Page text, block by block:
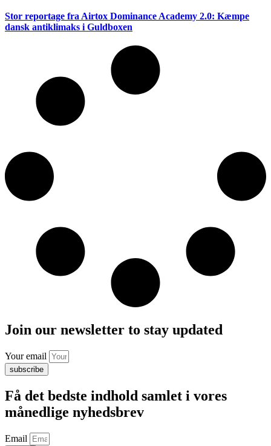
Stor reportage fra Airtox Dominance Academy 2.0: Kæmpe
dansk antiklimaks i Guldboxen
Join our newsletter to stay updated
Your email
subscribe
Få det bedste indhold samlet i vores
månedlige nyhedsbrev
Email